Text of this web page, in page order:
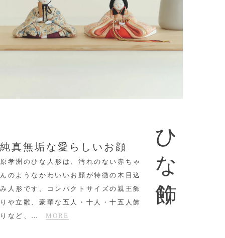
ひな飾り
純真無垢な愛らしいお顔
原孝洲のひな人形は、汚れのない赤ちゃ
んのようなかわいいお顔が特徴の木目込
み人形です。コンパクトサイズの親王飾
りや立雛、豪華な五人・十人・十五人飾
りなど、 … MORE